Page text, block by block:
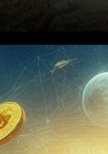
Recent Price
Bitcoin